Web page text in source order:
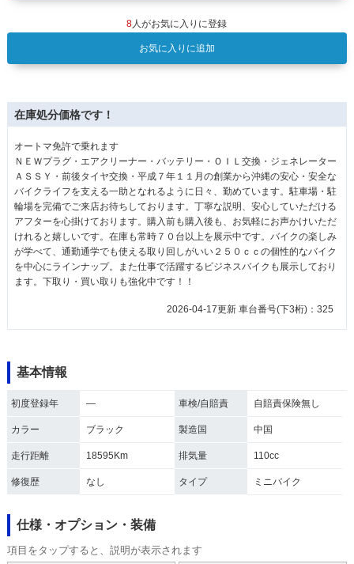
8人がお気に入りに登録
お気に入りに追加
在庫処分価格です！
オートマ免許で乗れます
ＮＥＷプラグ・エアクリーナー・バッテリー・ＯＩＬ交換・ジェネレーター
ＡＳＳＹ・前後タイヤ交換・平成７年１１月の創業から沖縄の安心・安全な
バイクライフを支える一助となれるように日々、勤めています。駐車場・駐
輪場を完備でご来店お待ちしております。丁寧な説明、安心していただける
アフターを心掛けております。購入前も購入後も、お気軽にお声かけいただ
けれると嬉しいです。在庫も常時７０台以上を展示中です。バイクの楽しみ
が学べて、通勤通学でも使える取り回しがいい２５０ｃｃの個性的なバイク
を中心にラインナップ。また仕事で活躍するビジネスバイクも展示しており
ます。下取り・買い取りも強化中です！！
2026-04-17更新 車台番号(下3桁)：325
基本情報
初度登録年 ― 車検/自賠責 自賠責保険無し
カラー ブラック 製造国 中国
走行距離 18595Km 排気量 110cc
修復歴 なし タイプ ミニバイク
仕様・オプション・装備
項目をタップすると、説明が表示されます